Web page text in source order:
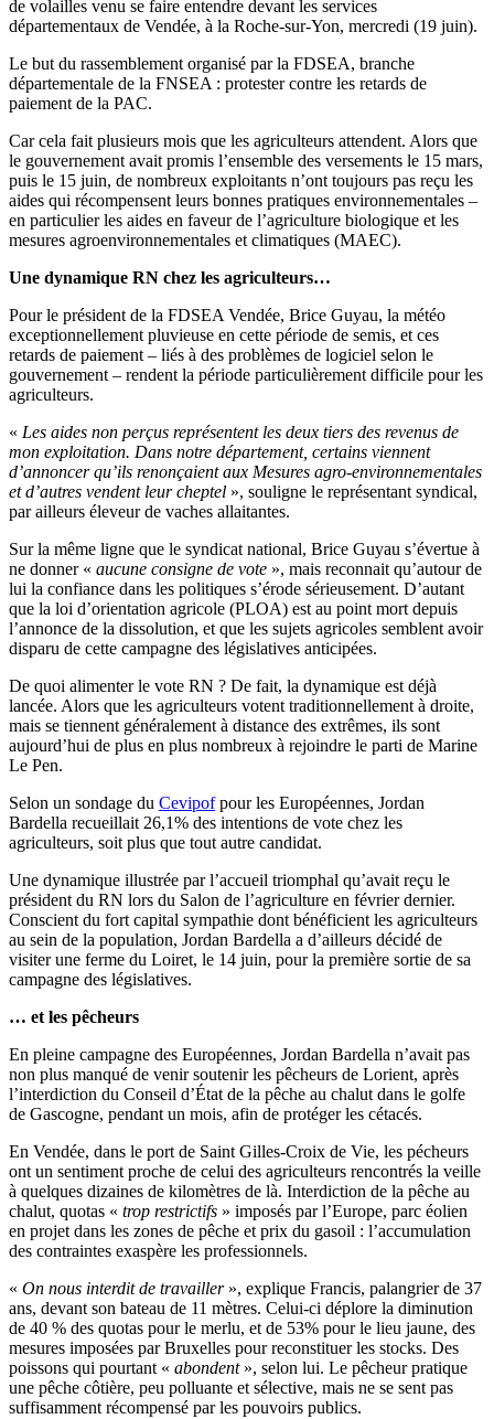
de volailles venu se faire entendre devant les services
départementaux de Vendée, à la Roche-sur-Yon, mercredi (19 juin).
Le but du rassemblement organisé par la FDSEA, branche
départementale de la FNSEA : protester contre les retards de
paiement de la PAC.
Car cela fait plusieurs mois que les agriculteurs attendent. Alors que
le gouvernement avait promis l’ensemble des versements le 15 mars,
puis le 15 juin, de nombreux exploitants n’ont toujours pas reçu les
aides qui récompensent leurs bonnes pratiques environnementales –
en particulier les aides en faveur de l’agriculture biologique et les
mesures agroenvironnementales et climatiques (MAEC).
Une dynamique RN chez les agriculteurs…
Pour le président de la FDSEA Vendée, Brice Guyau, la météo
exceptionnellement pluvieuse en cette période de semis, et ces
retards de paiement – liés à des problèmes de logiciel selon le
gouvernement – rendent la période particulièrement difficile pour les
agriculteurs.
« Les aides non perçus représentent les deux tiers des revenus de
mon exploitation. Dans notre département, certains viennent
d’annoncer qu’ils renonçaient aux Mesures agro-environnementales
et d’autres vendent leur cheptel », souligne le représentant syndical,
par ailleurs éleveur de vaches allaitantes.
Sur la même ligne que le syndicat national, Brice Guyau s’évertue à
ne donner « aucune consigne de vote », mais reconnait qu’autour de
lui la confiance dans les politiques s’érode sérieusement. D’autant
que la loi d’orientation agricole (PLOA) est au point mort depuis
l’annonce de la dissolution, et que les sujets agricoles semblent avoir
disparu de cette campagne des législatives anticipées.
De quoi alimenter le vote RN ? De fait, la dynamique est déjà
lancée. Alors que les agriculteurs votent traditionnellement à droite,
mais se tiennent généralement à distance des extrêmes, ils sont
aujourd’hui de plus en plus nombreux à rejoindre le parti de Marine
Le Pen.
Selon un sondage du Cevipofpour les Européennes, Jordan
Bardella recueillait 26,1% des intentions de vote chez les
agriculteurs, soit plus que tout autre candidat.
Une dynamique illustrée par l’accueil triomphal qu’avait reçu le
président du RN lors du Salon de l’agriculture en février dernier.
Conscient du fort capital sympathie dont bénéficient les agriculteurs
au sein de la population, Jordan Bardella a d’ailleurs décidé de
visiter une ferme du Loiret, le 14 juin, pour la première sortie de sa
campagne des législatives.
… et les pêcheurs
En pleine campagne des Européennes, Jordan Bardella n’avait pas
non plus manqué de venir soutenir les pêcheurs de Lorient, après
l’interdiction du Conseil d’État de la pêche au chalut dans le golfe
de Gascogne, pendant un mois, afin de protéger les cétacés.
En Vendée, dans le port de Saint Gilles-Croix de Vie, les pécheurs
ont un sentiment proche de celui des agriculteurs rencontrés la veille
à quelques dizaines de kilomètres de là. Interdiction de la pêche au
chalut, quotas « trop restrictifs » imposés par l’Europe, parc éolien
en projet dans les zones de pêche et prix du gasoil : l’accumulation
des contraintes exaspère les professionnels.
« On nous interdit de travailler», explique Francis, palangrier de 37
ans, devant son bateau de 11 mètres. Celui-ci déplore la diminution
de 40 % des quotas pour le merlu, et de 53% pour le lieu jaune, des
mesures imposées par Bruxelles pour reconstituer les stocks. Des
poissons qui pourtant « abondent», selon lui. Le pêcheur pratique
une pêche côtière, peu polluante et sélective, mais ne se sent pas
suffisamment récompensé par les pouvoirs publics.